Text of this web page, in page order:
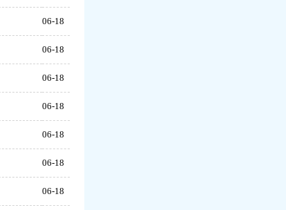
06-18
06-18
06-18
06-18
06-18
06-18
06-18